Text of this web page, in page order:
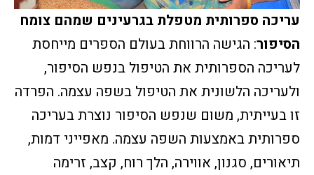
עריכה ספרותית מטפלת בגרעינים שמהם צומח
הסיפור: הגישה הרווחת בעולם הספרים מייחסת
לעריכה הספרותית את הטיפול בנפש הסיפור,
ולעריכה הלשונית את הטיפול בשפה עצמה. הפרדה
זו בעייתית, משום שנפש הסיפור נוצרת בעריכה
ספרותית באמצעות השפה עצמה. מאפייני דמות,
תיאורים, סגנון, אווירה, הלך רוח, קצב, זרימה